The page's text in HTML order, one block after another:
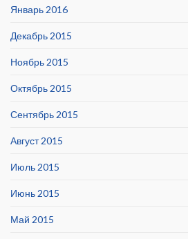
Январь 2016
Декабрь 2015
Ноябрь 2015
Октябрь 2015
Сентябрь 2015
Август 2015
Июль 2015
Июнь 2015
Май 2015